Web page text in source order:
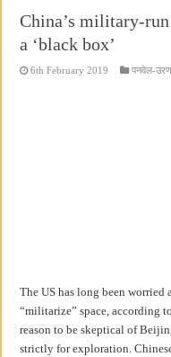
China’s military-
a ‘black box’
6th February 2019 पनवेल-उरण
The US has long been worried
“militarize” space, according
reason to be skeptical of
strictly for exploration.